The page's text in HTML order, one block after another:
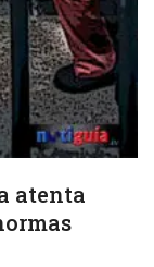
atenta